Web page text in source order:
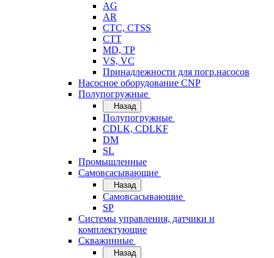
AG
AR
CTC, CTSS
CTT
MD, TP
VS, VC
Принадлежности для погр.насосов
Насосное оборудование CNP
Полупогружные
Назад
Полупогружные
CDLK, CDLKF
DM
SL
Промышленные
Самовсасывающие
Назад
Самовсасывающие
SP
Системы управления, датчики и
комплектующие
Скважинные
Назад